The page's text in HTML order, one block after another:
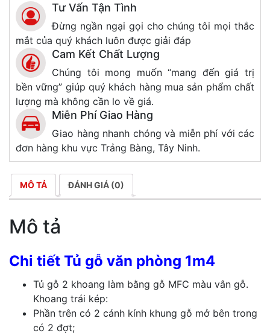
Tư Vấn Tận Tình
Đừng ngần ngại gọi cho chúng tôi mọi thắc
mắt của quý khách luôn được giải đáp
Cam Kết Chất Lượng
Chúng tôi mong muốn “mang đến giá trị
bền vững” giúp quý khách hàng mua sản phẩm chất
lượng mà không cần lo về giá.
Miễn Phí Giao Hàng
Giao hàng nhanh chóng và miễn phí với các
đơn hàng khu vực Trảng Bàng, Tây Ninh.
MÔ TẢ ĐÁNH GIÁ (0)
Mô tả
Chi tiết Tủ gỗ văn phòng 1m4
Tủ gỗ 2 khoang làm bằng gỗ MFC màu vân gỗ.
Khoang trái kép:
Phần trên có 2 cánh kính khung gỗ mở bên trong
có 2 đợt;